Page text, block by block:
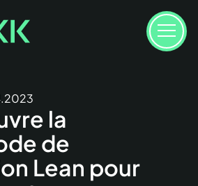
la
de
Lean pour